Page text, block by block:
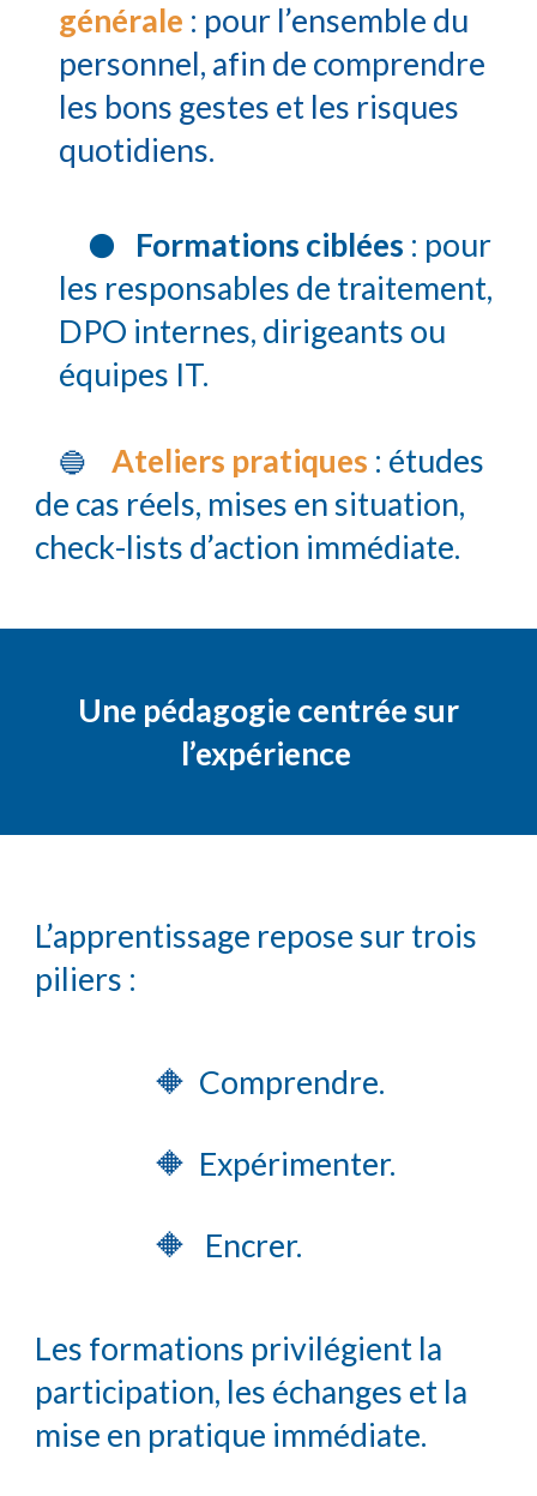
générale : pour l’ensemble du
personnel, afin de comprendre
les bons gestes et les risques
quotidiens.
🟠 Formations ciblées : pour
les responsables de traitement,
DPO internes, dirigeants ou
équipes IT.
🔵 Ateliers pratiques : études
de cas réels, mises en situation,
check-lists d’action immédiate.
Une pédagogie centrée sur
l’expérience
L’apprentissage repose sur trois
piliers :
🔶 Comprendre.
🔶 Expérimenter.
🔶 Encrer.
Les formations privilégient la
participation, les échanges et la
mise en pratique immédiate.